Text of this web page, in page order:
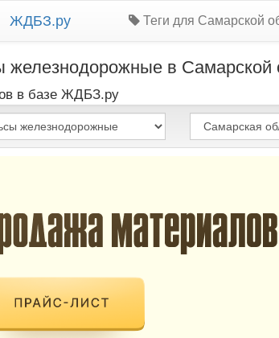
ЖДБЗ.ру Теги для Самарской
железнодорожные в Самарской
в базе ЖДБЗ.ру